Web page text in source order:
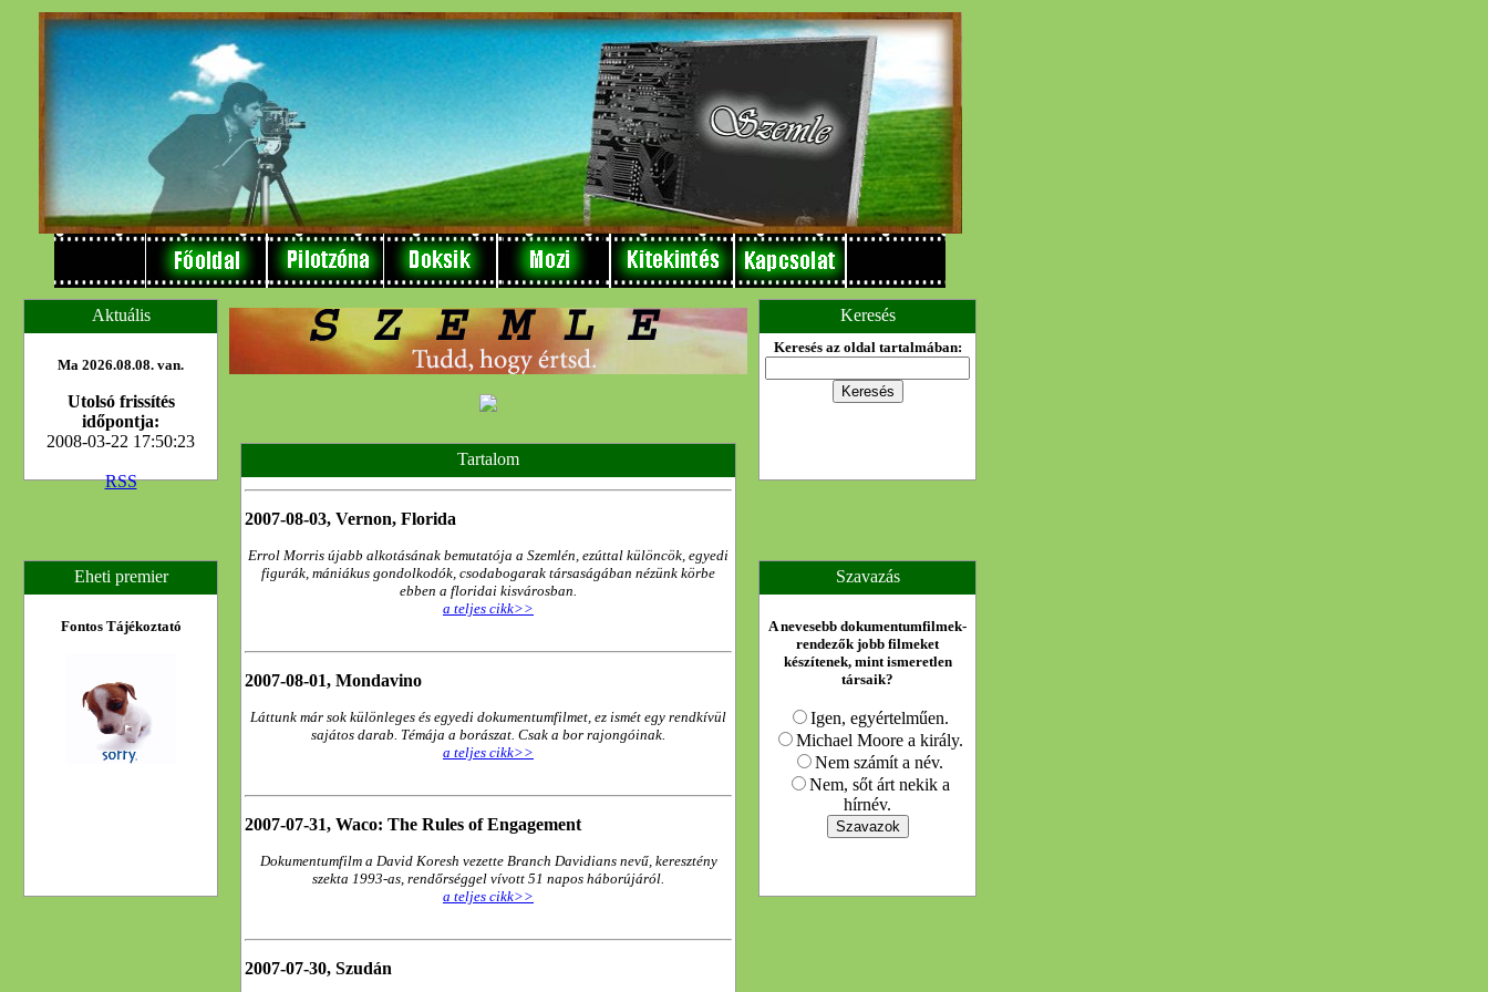
Aktuális
Ma 2026.08.08. van.
Utolsó frissítés
időpontja:
2008-03-22 17:50:23
RSS
Tartalom
2007-08-03, Vernon, Florida
Errol Morris újabb alkotásának bemutatója a Szemlén, ezúttal különcök, egyedi
figurák, mániákus gondolkodók, csodabogarak társaságában nézünk körbe
ebben a floridai kisvárosban.
a teljes cikk>>
2007-08-01, Mondavino
Láttunk már sok különleges és egyedi dokumentumfilmet, ez ismét egy rendkívül
sajátos darab. Témája a borászat. Csak a bor rajongóinak.
a teljes cikk>>
2007-07-31, Waco: The Rules of Engagement
Dokumentumfilm a David Koresh vezette Branch Davidians nevű, keresztény
szekta 1993-as, rendőrséggel vívott 51 napos háborújáról.
a teljes cikk>>
2007-07-30, Szudán
Keresés
Keresés az oldal tartalmában:
Eheti premier
Fontos Tájékoztató
Szavazás
A nevesebb dokumentumfilmek-
rendezők jobb filmeket
készítenek, mint ismeretlen
társaik?
Igen, egyértelműen.
Michael Moore a király.
Nem számít a név.
Nem, sőt árt nekik a
hírnév.